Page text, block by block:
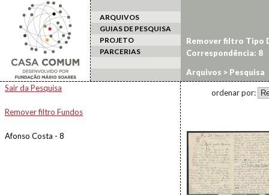
ARQUIVOS
GUIAS DE PESQUISA
PROJETO
PARCERIAS
Arquivos > Pesquisa
Sair da Pesquisa
Remover filtro Fundos
Afonso Costa - 8
Remover filtro Tipo
Correspondência: 8
ordenar por: